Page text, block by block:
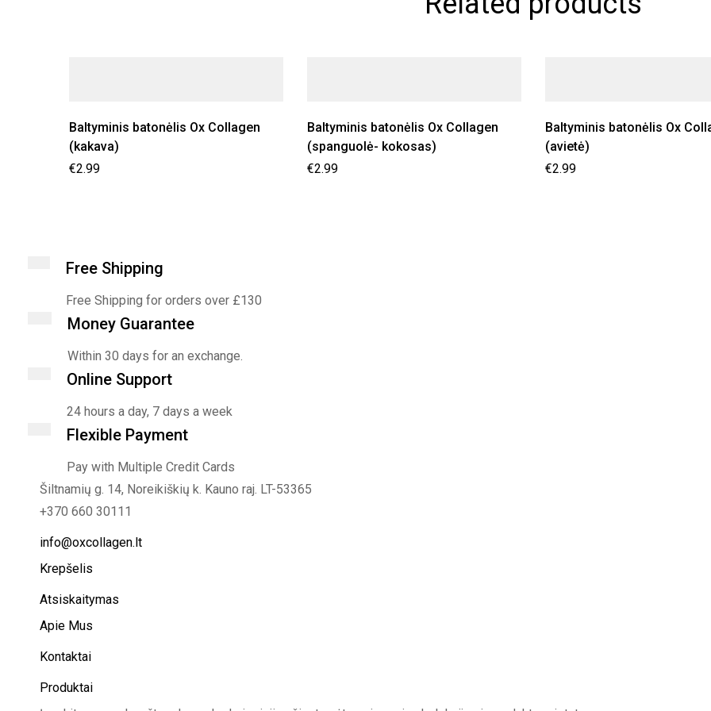
Baltyminis batonėlis Ox Collagen
(kakava)
€2.99
Baltyminis batonėlis Ox Collagen
(spanguolė- kokosas)
€2.99
Baltyminis batonėlis Ox
(avietė)
€2.99
Free Shipping
Free Shipping for orders over £130
Money Guarantee
Within 30 days for an exchange.
Online Support
24 hours a day, 7 days a week
Flexible Payment
Pay with Multiple Credit Cards
Šiltnamių g. 14, Noreikiškių k. Kauno raj. LT-53365
+370 660 30111
info@oxcollagen.lt
Krepšelis
Atsiskaitymas
Apie Mus
Kontaktai
Produktai